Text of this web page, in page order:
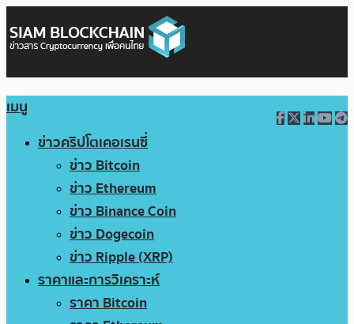
เมนู
ข่าวคริปโตเคอเรนซี่
ข่าว Bitcoin
ข่าว Ethereum
ข่าว Binance Coin
ข่าว Dogecoin
ข่าว Ripple (XRP)
ราคาและการวิเคราะห์
ราคา Bitcoin